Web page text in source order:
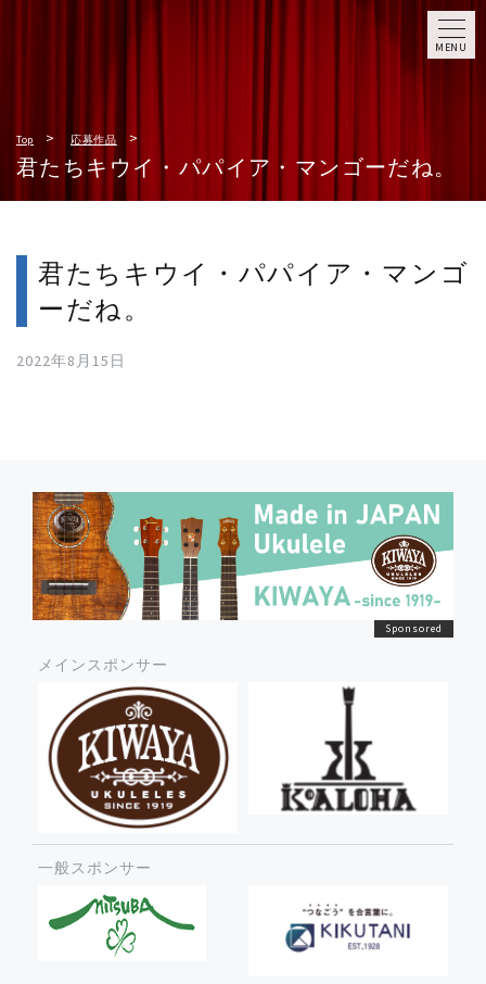
MENU
Top 応募作品
君たちキウイ・パパイア・マンゴーだね。
君たちキウイ・パパイア・マンゴ
ーだね。
2022年8月15日
メインスポンサー
一般スポンサー